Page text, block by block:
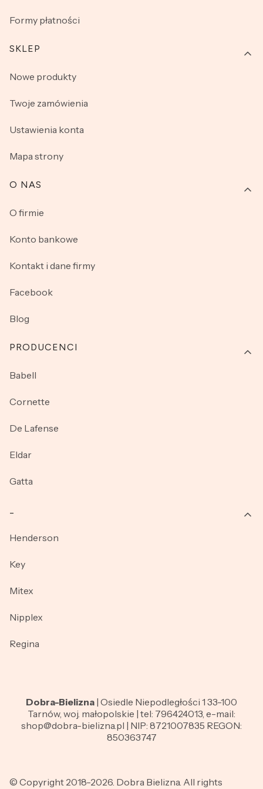
Formy płatności
SKLEP
Nowe produkty
Twoje zamówienia
Ustawienia konta
Mapa strony
O NAS
O firmie
Konto bankowe
Kontakt i dane firmy
Facebook
Blog
PRODUCENCI
Babell
Cornette
De Lafense
Eldar
Gatta
Henderson
Key
Mitex
Nipplex
Regina
Dobra-Bielizna | Osiedle Niepodległości 1 33-100
Tarnów, woj. małopolskie | tel: 796424013, e-mail:
shop@dobra-bielizna.pl | NIP: 8721007835 REGON:
850363747
© Copyright 2018-2026. Dobra Bielizna. All rights